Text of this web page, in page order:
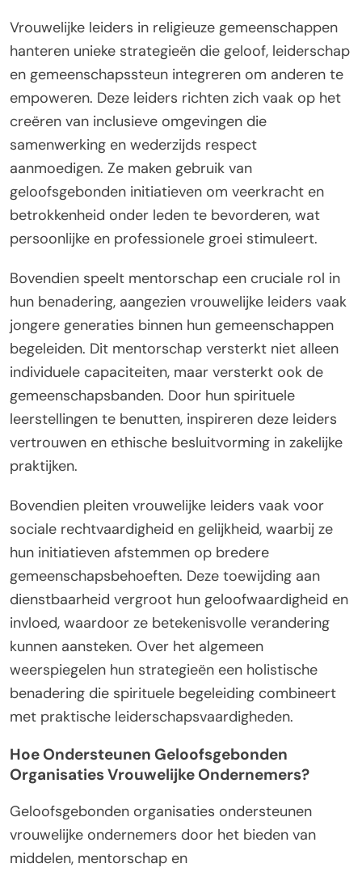
Vrouwelijke leiders in religieuze gemeenschappen
hanteren unieke strategieën die geloof, leiderschap
en gemeenschapssteun integreren om anderen te
empoweren. Deze leiders richten zich vaak op het
creëren van inclusieve omgevingen die
samenwerking en wederzijds respect
aanmoedigen. Ze maken gebruik van
geloofsgebonden initiatieven om veerkracht en
betrokkenheid onder leden te bevorderen, wat
persoonlijke en professionele groei stimuleert.
Bovendien speelt mentorschap een cruciale rol in
hun benadering, aangezien vrouwelijke leiders vaak
jongere generaties binnen hun gemeenschappen
begeleiden. Dit mentorschap versterkt niet alleen
individuele capaciteiten, maar versterkt ook de
gemeenschapsbanden. Door hun spirituele
leerstellingen te benutten, inspireren deze leiders
vertrouwen en ethische besluitvorming in zakelijke
praktijken.
Bovendien pleiten vrouwelijke leiders vaak voor
sociale rechtvaardigheid en gelijkheid, waarbij ze
hun initiatieven afstemmen op bredere
gemeenschapsbehoeften. Deze toewijding aan
dienstbaarheid vergroot hun geloofwaardigheid en
invloed, waardoor ze betekenisvolle verandering
kunnen aansteken. Over het algemeen
weerspiegelen hun strategieën een holistische
benadering die spirituele begeleiding combineert
met praktische leiderschapsvaardigheden.
Hoe Ondersteunen Geloofsgebonden
Organisaties Vrouwelijke Ondernemers?
Geloofsgebonden organisaties ondersteunen
vrouwelijke ondernemers door het bieden van
middelen, mentorschap en